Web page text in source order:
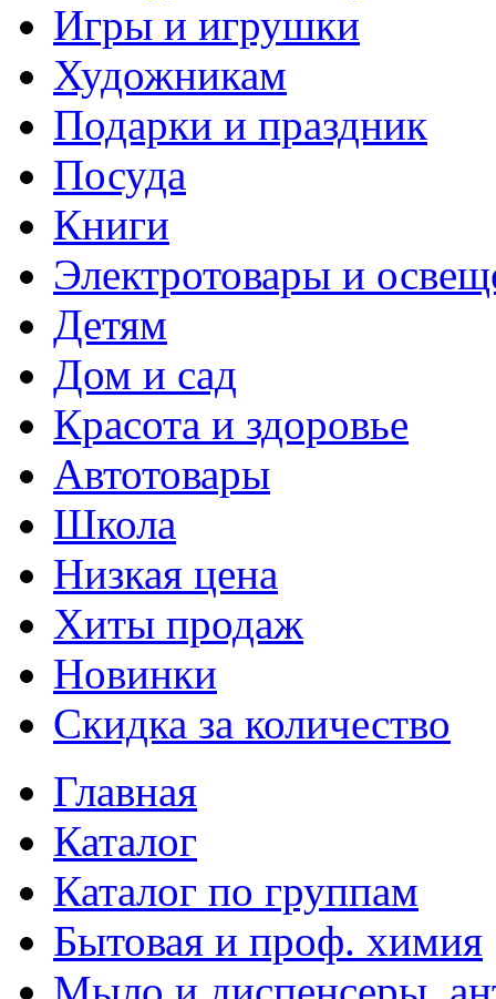
Игры и игрушки
Художникам
Подарки и праздник
Посуда
Книги
Электротовары и
Детям
Дом и сад
Красота и здоровье
Автотовары
Школа
Низкая цена
Хиты продаж
Новинки
Скидка за количество
Главная
Каталог
Каталог по группам
Бытовая и проф. химия